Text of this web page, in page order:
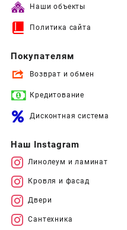
Наши объекты
Политика сайта
Покупателям
Возврат и обмен
Кредитование
Дисконтная система
Наш Instagram
Линолеум и ламинат
Кровля и фасад
Двери
Сантехника